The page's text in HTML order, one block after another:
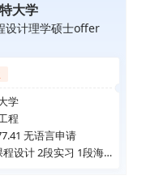
大学
设计理学硕士offer
学
程
无语言申请
设计 2段实习 1段海外